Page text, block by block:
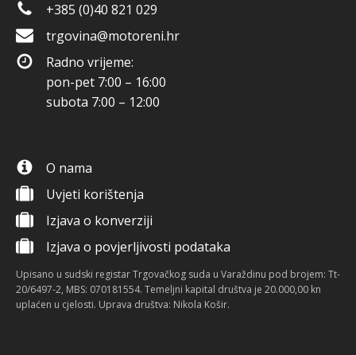
+385 (0)40 821 029
trgovina@motoreni.hr
Radno vrijeme:
pon-pet 7:00 – 16:00
subota 7:00 – 12:00
O nama
Uvjeti korištenja
Izjava o konverziji
Izjava o povjerljivosti podataka
Upisano u sudski registar Trgovačkog suda u Varaždinu pod brojem: Tt-
20/6497-2, MBS: 070181554. Temeljni kapital društva je 20.000,00 kn
uplaćen u cjelosti. Uprava društva: Nikola Košir.